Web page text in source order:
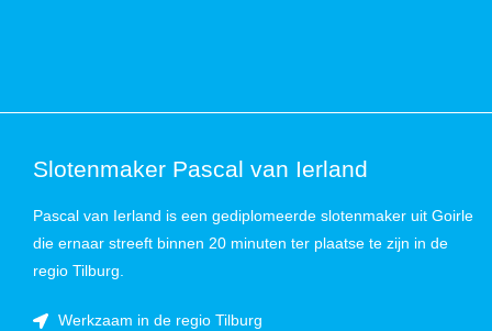
Slotenmaker Pascal van Ierland
Pascal van Ierland is een gediplomeerde slotenmaker uit Goirle
die ernaar streeft binnen 20 minuten ter plaatse te zijn in de
regio Tilburg.
Werkzaam in de regio Tilburg